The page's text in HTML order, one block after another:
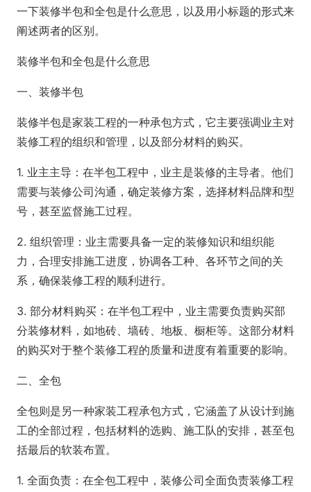
一下装修半包和全包是什么意思，以及用小标题的形式来
阐述两者的区别。
装修半包和全包是什么意思
一、装修半包
装修半包是家装工程的一种承包方式，它主要强调业主对
装修工程的组织和管理，以及部分材料的购买。
1. 业主主导：在半包工程中，业主是装修的主导者。他们
需要与装修公司沟通，确定装修方案，选择材料品牌和型
号，甚至监督施工过程。
2. 组织管理：业主需要具备一定的装修知识和组织能
力，合理安排施工进度，协调各工种、各环节之间的关
系，确保装修工程的顺利进行。
3. 部分材料购买：在半包工程中，业主需要负责购买部
分装修材料，如地砖、墙砖、地板、橱柜等。这部分材料
的购买对于整个装修工程的质量和进度有着重要的影响。
二、全包
全包则是另一种家装工程承包方式，它涵盖了从设计到施
工的全部过程，包括材料的选购、施工队的安排，甚至包
括最后的软装布置。
1. 全面负责：在全包工程中，装修公司全面负责装修工程